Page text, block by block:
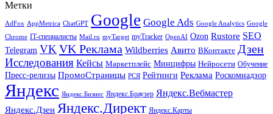
Метки
AdFox AppMetrica ChatGPT Google Google Ads Google Analytics Google
Chrome IT-специалисты Mail.ru myTarget myTracker OpenAI Ozon Rustore SEO
Telegram VK VK Реклама Wildberries Авито ВКонтакте Дзен
Исследования Кейсы Маркетплейс Минцифры Нейросети Обучение
Пресс-релизы ПромоСтраницы РСЯ Рейтинги Реклама Роскомнадзор
Яндекс Яндекс.Бизнес Яндекс.Браузер Яндекс.Вебмастер
Яндекс.Дзен Яндекс.Директ Яндекс.Карты